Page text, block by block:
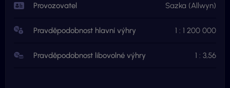
Provozovatel Sazka (Allwyn)
Pravděpodobnost hlavní výhry 1 : 1 200 000
Pravděpodobnost libovolné výhry 1 : 3,56